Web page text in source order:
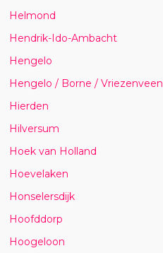
Helmond
Hendrik-Ido-Ambacht
Hengelo
Hengelo / Borne / Vriezenveen
Hierden
Hilversum
Hoek van Holland
Hoevelaken
Honselersdijk
Hoofddorp
Hoogeloon